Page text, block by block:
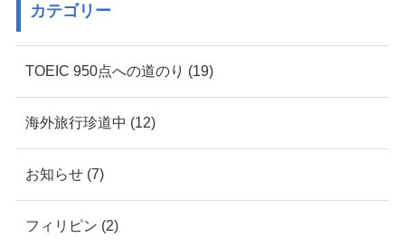
カテゴリー
TOEIC 950点への道のり (19)
海外旅行珍道中 (12)
お知らせ (7)
フィリピン (2)